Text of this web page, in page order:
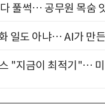
풀썩… 공무원 목숨
일도 아냐… AI가 만
"지금이 최적기"…